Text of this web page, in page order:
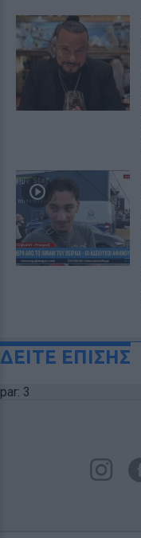
ΔΕΙΤΕ ΕΠΙΣΗΣ
par: 3